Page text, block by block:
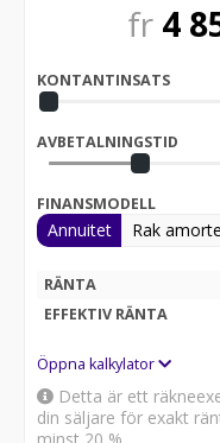
fr 4
KONTANTINSATS
AVBETALNINGSTID
FINANSMODELL
Annuitet Rak
RÄNTA
EFFEKTIV RÄNTA
Öppna kalkylator
Detta är ett
din säljare för exakt
minst 20 %.